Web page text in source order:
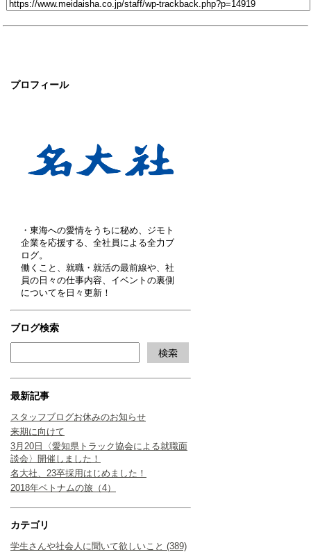
プロフィール
・東海への愛情をうちに秘め、ジモト
企業を応援する、全社員による全力ブ
ログ。
働くこと、就職・就活の最前線や、社
員の日々の仕事内容、イベントの裏側
についてを日々更新！
ブログ検索
最新記事
スタッフブログお休みのお知らせ
来期に向けて
3月20日〈愛知県トラック協会による就職面
談会〉開催しました！
名大社、23卒採用はじめました！
2018年ベトナムの旅（4）
カテゴリ
学生さんや社会人に聞いて欲しいこと (389)